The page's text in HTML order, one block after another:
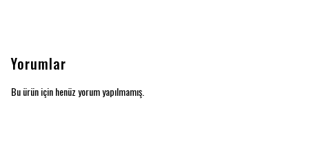
Yorumlar
Bu ürün için henüz yorum yapılmamış.